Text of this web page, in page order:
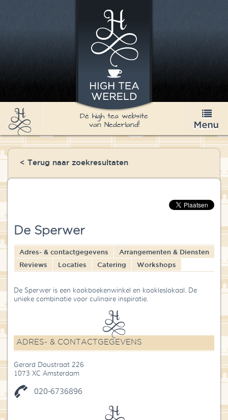
High Tea
Recepten
Over High Tea Wereld
Dé high tea website
van Nederland!
< Terug naar zoekresultaten
De Sperwer
Adres- & contactgegevens
Arrangementen & Diensten
Reviews
Locaties Catering Workshops
De Sperwer is een kookboekenwinkel en kookleslokaal. De
unieke combinatie voor culinaire inspiratie.
ADRES- & CONTACTGEGEVENS
Gerard Doustraat 226
1073 XC Amsterdam
020-6736896